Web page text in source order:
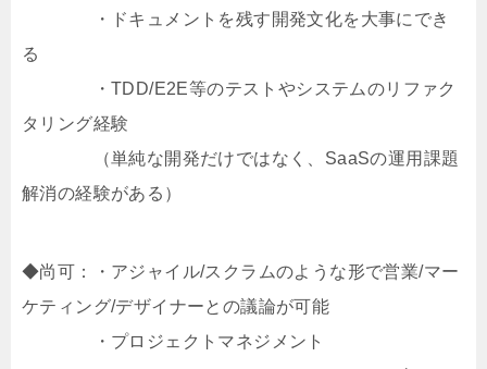
・ドキュメントを残す開発文化を大事にでき
る
・TDD/E2E等のテストやシステムのリファク
タリング経験
（単純な開発だけではなく、SaaSの運用課題
解消の経験がある）
◆尚可：・アジャイル/スクラムのような形で営業/マー
ケティング/デザイナーとの議論が可能
・プロジェクトマネジメント